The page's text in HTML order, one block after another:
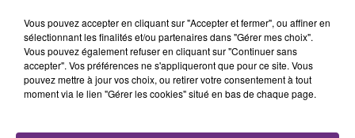
BRUNO MARS
Locked Out Of Heaven
OFENBACH & STARSAILOR
Four To The Floor
13h16
13h16 13h08
13h08
Vous pouvez accepter en cliquant sur "Accepter et fermer", ou affiner en
sélectionnant les finalités et/ou partenaires dans "Gérer mes choix".
Vous pouvez également refuser en cliquant sur "Continuer sans
accepter". Vos préférences ne s'appliqueront que pour ce site. Vous
pouvez mettre à jour vos choix, ou retirer votre consentement à tout
moment via le lien "Gérer les cookies" situé en bas de chaque page.